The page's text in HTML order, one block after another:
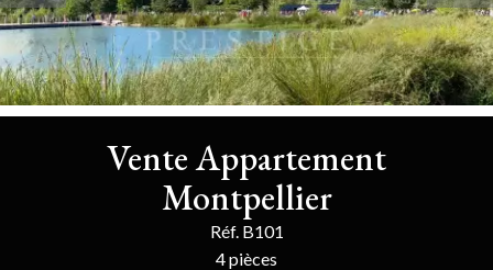
Vente Appartement
Montpellier
Réf. B101
4 pièces